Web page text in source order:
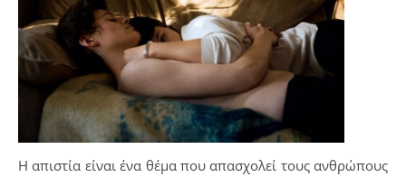
Η απιστία είναι ένα θέμα που απασχολεί τους ανθρώπους